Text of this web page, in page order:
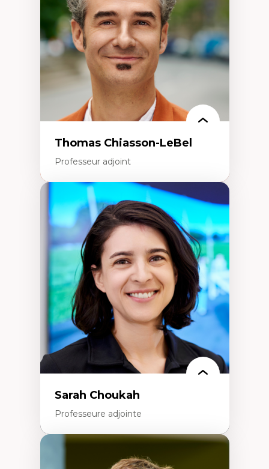
Écologie industrielle
Aménagement durable du territoire
Développement régional
Coopératives
Télétravail en milieu rural francophone
Transition socio-écologique
Thomas Chiasson-LeBel
Professeur adjoint
Expertises
Théories du développement
Économie politique comparée
Élites économiques
Sociologie économique
Extractivisme
Classes sociales
Mouvements sociaux
Théories de l’État
Sarah Choukah
Professeure adjointe